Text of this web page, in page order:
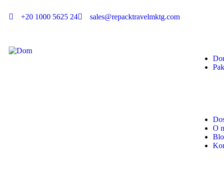
+20 1000 5625 24 sales@repacktravelmktg.com
O